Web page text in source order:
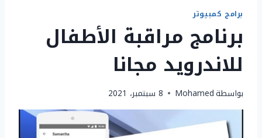
برامج كمبيوتر
برنامج مراقبة الأطفال
للاندرويد مجانا
بواسطةMohamed 8 سبتمبر، 2021